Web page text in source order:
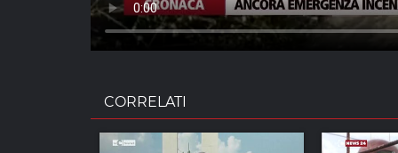
CORRELATI